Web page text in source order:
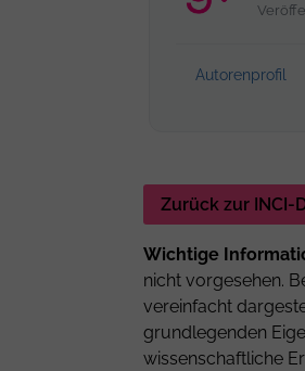
Autorenprofil
Zurück zur INCI-
Wichtige
nicht vorgesehen.
vereinfacht
grundlegenden
wissenschaftliche